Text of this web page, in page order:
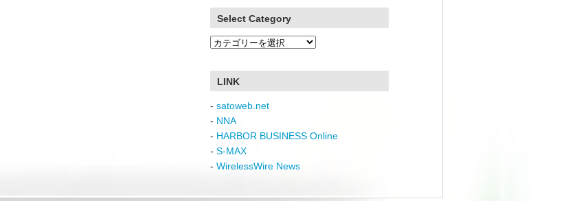
Select Category
Select
LINK
- satoweb.net
- NNA
- HARBOR BUSINESS Online
- S-MAX
- WirelessWire News